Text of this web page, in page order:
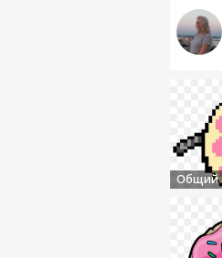
Общий